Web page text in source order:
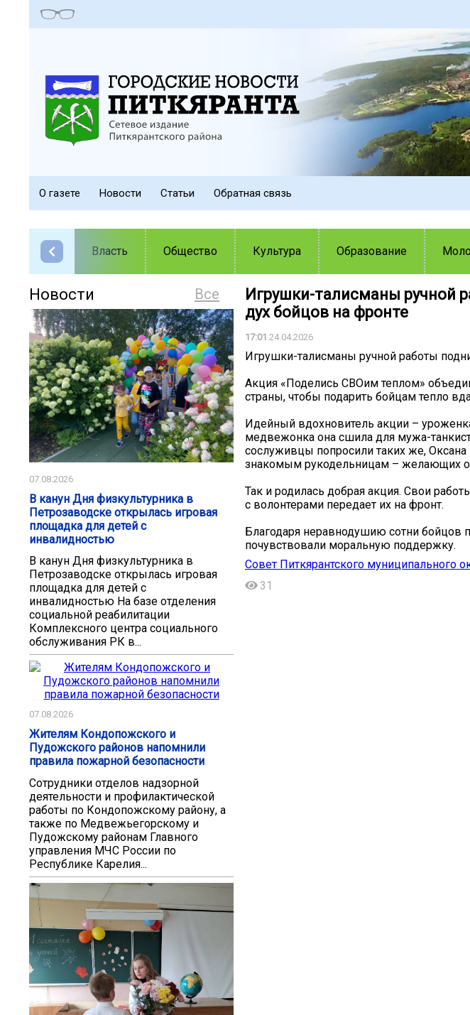
О газете Новости Статьи Обратная связь
Власть Общество Культура Образование
Все
Новости
07.08.2026
В канун Дня физкультурника в
Петрозаводске открылась игровая
площадка для детей с
инвалидностью
В канун Дня физкультурника в
Петрозаводске открылась игровая
площадка для детей с
инвалидностью На базе отделения
социальной реабилитации
Комплексного центра социального
обслуживания РК в...
07.08.2026
Жителям Кондопожского и
Пудожского районов напомнили
правила пожарной безопасности
Сотрудники отделов надзорной
деятельности и профилактической
работы по Кондопожскому району, а
также по Медвежьегорскому и
Пудожскому районам Главного
управления МЧС России по
Республике Карелия...
Игрушки-талисманы ручной
дух бойцов на фронте
17:01 24.04.2026
Игрушки-талисманы ручной работы
Акция «Поделись СВОим теплом»
страны, чтобы подарить бойцам тепло
Идейный вдохновитель акции –
медвежонка она сшила для мужа-
сослуживцы попросили таких же,
знакомым рукодельницам – желающих
Так и родилась добрая акция. Свои
с волонтерами передает их на фронт.
Благодаря неравнодушию сотни бойцов
почувствовали моральную поддержку.
Совет Питкярантского муниципального
31